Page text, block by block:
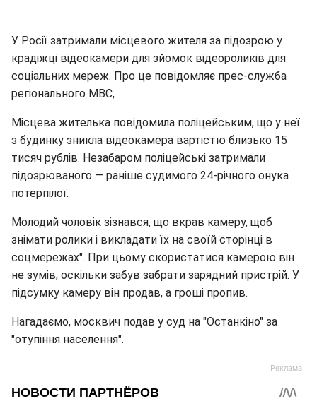
У Росії затримали місцевого жителя за підозрою у
крадіжці відеокамери для зйомок відеороликів для
соціальних мереж. Про це повідомляє прес-служба
регіонального МВС,
Місцева жителька повідомила поліцейським, що у неї
з будинку зникла відеокамера вартістю близько 15
тисяч рублів. Незабаром поліцейські затримали
підозрюваного — раніше судимого 24-річного онука
потерпілої.
Молодий чоловік зізнався, що вкрав камеру, щоб
знімати ролики і викладати їх на своїй сторінці в
соцмережах". При цьому скористатися камерою він
не зумів, оскільки забув забрати зарядний пристрій. У
підсумку камеру він продав, а гроші пропив.
Нагадаємо, москвич подав у суд на "Останкіно" за
"отупіння населення".